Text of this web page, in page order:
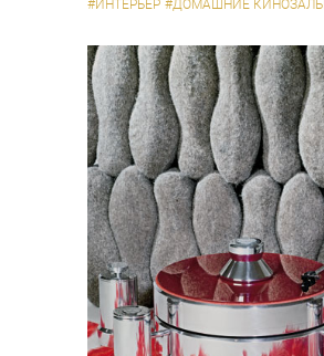
#ИНТЕРЬЕР #ДОМАШНИЕ КИНОЗАЛЫ